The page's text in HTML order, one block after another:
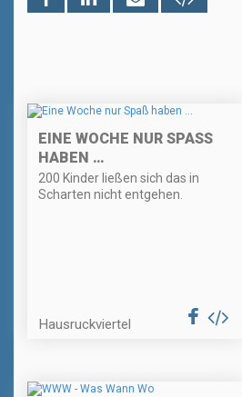
EINE WOCHE NUR SPASS H
ABEN …
200 Kinder ließen sich das in
Scharten nicht entgehen.
Hausruckviertel